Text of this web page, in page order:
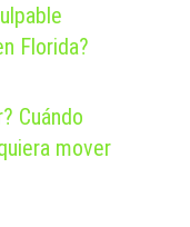
Florida?
Cuándo
mover